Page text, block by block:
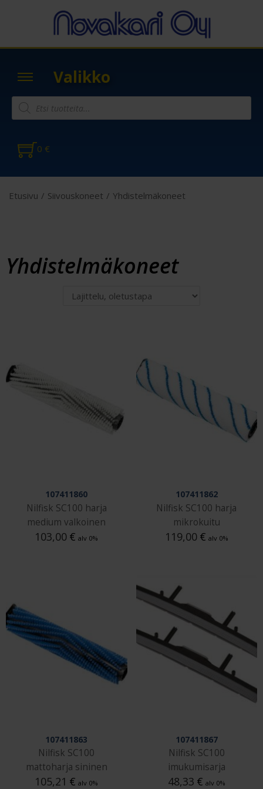
Valikko
0 €
Etusivu / Siivouskoneet / Yhdistelmäkoneet
Yhdistelmäkoneet
107411860
Nilfisk SC100 harja
medium valkoinen
103,00 € alv 0%
107411862
Nilfisk SC100 harja
mikrokuitu
119,00 € alv 0%
107411863
Nilfisk SC100
mattoharja sininen
105,21 € alv 0%
107411867
Nilfisk SC100
imukumisarja
48,33 € alv 0%